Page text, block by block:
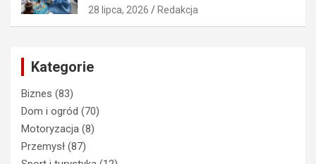
28 lipca, 2026 Redakcja
Kategorie
Biznes (83)
Dom i ogród (70)
Motoryzacja (8)
Przemysł (87)